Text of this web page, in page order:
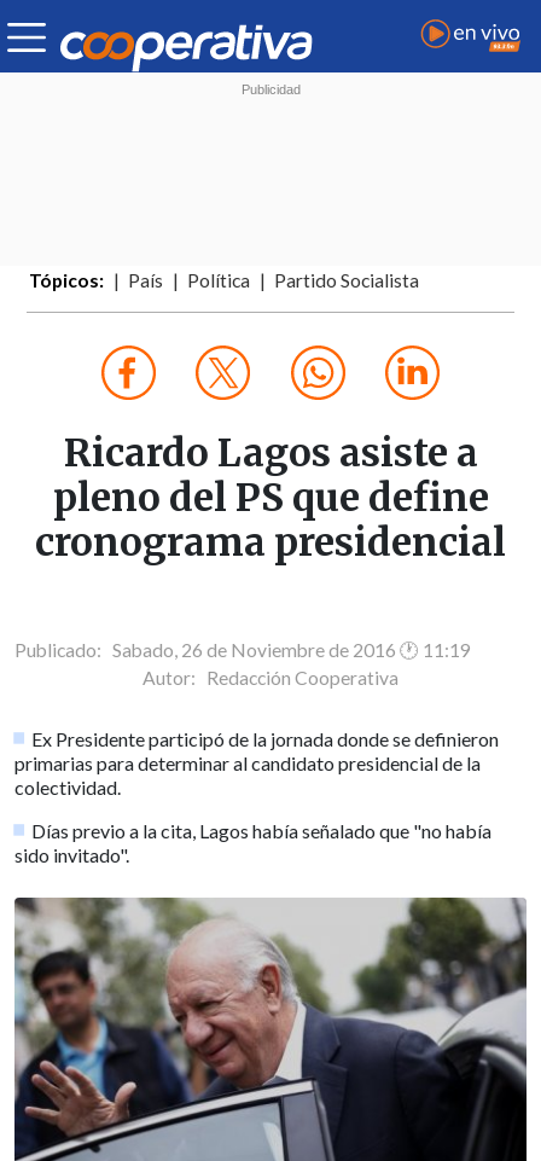
Tópicos: País Política Partido Socialista
Ricardo Lagos asiste a
pleno del PS que define
cronograma presidencial
Publicado: Sabado, 26 de Noviembre de 2016 🕐 11:19
Autor: Redacción Cooperativa
Ex Presidente participó de la jornada donde se definieron
primarias para determinar al candidato presidencial de la
colectividad.
Días previo a la cita, Lagos había señalado que "no había
sido invitado".